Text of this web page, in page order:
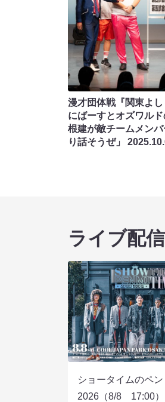
漫才団体戦『関東よ
にばーすとオズワル
根建が敵チームメン
り話そうぜ」
ライブ配
ショータイムのペ
2026（8/8 17:00）